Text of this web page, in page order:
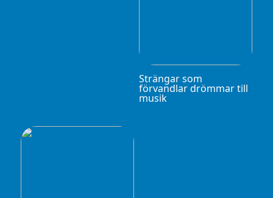
Strängar som
förvandlar drömmar till
musik